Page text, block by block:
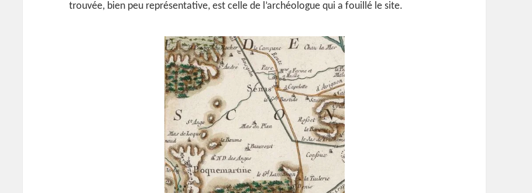
trouvée, bien peu représentative, est celle de l’archéologue qui a fouillé le site.